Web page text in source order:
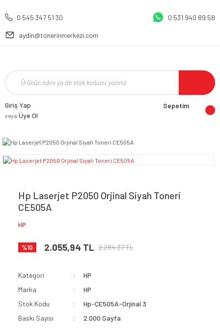
0 545 347 51 30 0 531 940 89 58
aydin@tonerinmerkezi.com
Giriş Yap
veya Üye Ol
Sepetim
Hp Laserjet P2050 Orjinal Siyah Toneri
CE505A
HP
%10 2.055,94 TL 2.284,37 TL
Kategori
HP
Marka
HP
Stok Kodu
Hp-CE505A-Orjinal 3
Baskı Sayısı
2.000 Sayfa